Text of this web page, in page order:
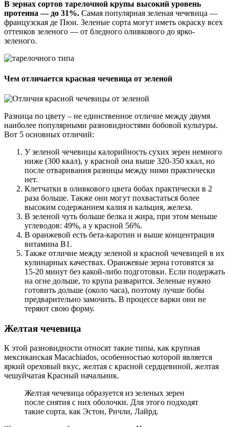
В зернах сортов тарелочной крупы высокий уровень
протеина — до 31%. Самая популярная зеленая чечевица —
французская де Пюи. Зеленые сорта могут иметь окраску всех
оттенков зеленого — от бледного оливкового до ярко-
зеленого.
Чем отличается красная чечевица от зеленой
Разница по цвету – не единственное отличие между двумя
наиболее популярными разновидностями бобовой культуры.
Вот 5 основных отличий:
У зеленой чечевицы калорийность сухих зерен немного
ниже (300 ккал), у красной она выше 320-350 ккал, но
после отваривания разницы между ними практически
нет.
Клетчатки в оливкового цвета бобах практически в 2
раза больше. Также они могут похвастаться более
высоким содержанием калия и кальция, железа.
В зеленой чуть больше белка и жира, при этом меньше
углеводов: 49%, а у красной 56%.
В оранжевой есть бета-каротин и выше концентрация
витамина В1.
Также отличие между зеленой и красной чечевицей в их
кулинарных качествах. Оранжевые зерна готовятся за
15-20 минут без какой-либо подготовки. Если подержать
на огне дольше, то крупа разварится. Зеленые нужно
готовить дольше (около часа), поэтому лучше бобы
предварительно замочить. В процессе варки они не
теряют свою форму.
Желтая чечевица
К этой разновидности относят такие типы, как крупная
мексиканская Macachiados, особенностью которой является
яркий ореховый вкус, желтая с красной сердцевиной, желтая
чешуйчатая Красный начальник.
Желтая чечевица образуется из зеленых зерен
после снятия с них оболочки. Для этого подходят
такие сорта, как Эстон, Ричли, Лайрд.